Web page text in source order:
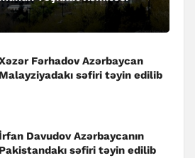
Fərhadov Azərbaycan
Malayziyadakı səfiri təyin edilib
İrfan Davudov Azərbaycanın
Pakistandakı səfiri təyin edilib